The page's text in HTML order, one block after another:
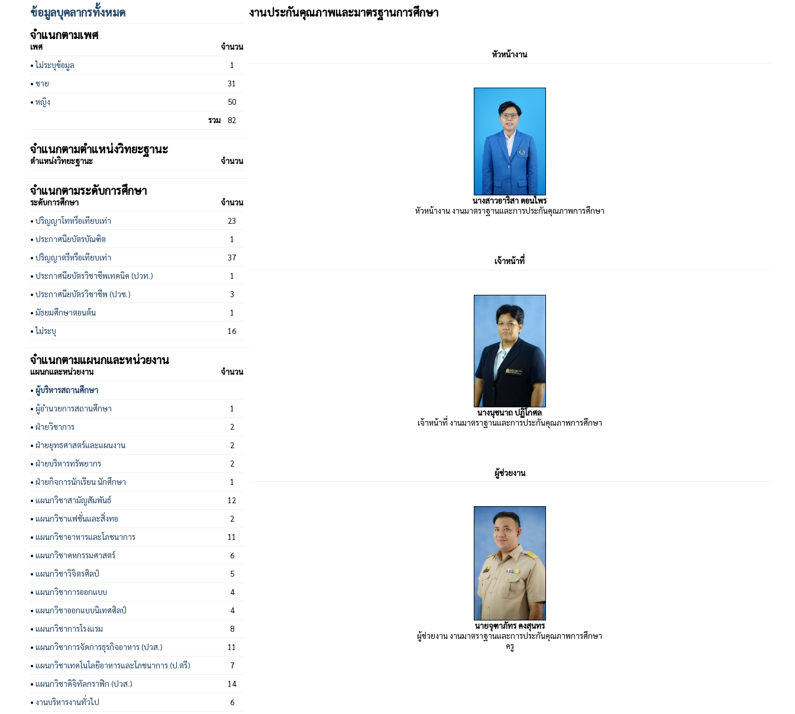
ข้อมูลบุคลากรทั้งหมด
จำแนกตามเพศ
เพศ
จำนวน
•ไม่ระบุข้อมูล
1
• ชาย
31
• หญิง
50
รวม
82
จำแนกตามตำแหน่งวิทยะฐานะ
ตำแหน่งวิทยะฐานะ จำนวน
จำแนกตามระดับการศึกษา
ระดับการศึกษา
จำนวน
• ปริญญาโทหรือเทียบเท่า
23
• ประกาศนียบัตรบัณฑิต
1
• ปริญญาตรีหรือเทียบเท่า
37
• ประกาศนียบัตรวิชาชีพเทคนิค (ปวท.)
1
• ประกาศนียบัตรวิชาชีพ (ปวช.)
3
• มัธยมศึกษาตอนต้น
1
•ไม่ระบุ 16
จำแนกตามแผนกและหน่วยงาน
แผนกและหน่วยงาน
จำนวน
• ผู้บริหารสถานศึกษา
• ผู้อำนวยการสถานศึกษา
1
• ฝ่ายวิชาการ
2
• ฝ่ายยุทธศาสตร์และแผนงาน
2
• ฝ่ายบริหารทรัพยากร
2
• ฝ่ายกิจการนักเรียน นักศึกษา
1
• แผนกวิชาสามัญสัมพันธ์
12
• แผนกวิชาแฟชั่นและสิ่งทอ
2
• แผนกวิชาอาหารและโภชนาการ
11
• แผนกวิชาคหกรรมศาสตร์
6
• แผนกวิชาวิจิตรศิลป์
5
• แผนกวิชาการออกแบบ
4
• แผนกวิชาออกแบบนิเทศศิลป์
4
• แผนกวิชาการโรงแรม
8
• แผนกวิชาการจัดการธุรกิจอาหาร (ปวส.)
11
• แผนกวิชาเทคโนโลยีอาหารและโภชนาการ (ป.ตรี)
7
• แผนกวิชาดิจิทัลกราฟิก (ปวส.)
14
• งานบริหารงานทั่วไป
6
งานประกันคุณภาพและมาตรฐานการศึกษา
หัวหน้างาน
นางสาวอาริสา ดอนไพร
หัวหน้างาน งานมาตราฐานและการประกันคุณภาพการศึกษา
เจ้าหน้าที่
นางนุชนาถ ปฏิโกศล
เจ้าหน้าที่ งานมาตราฐานและการประกันคุณภาพการศึกษา
ผู้ช่วยงาน
นายจุฑาภัทร คงสุนทร
ผู้ช่วยงาน งานมาตราฐานและการประกันคุณภาพการศึกษา
ครู